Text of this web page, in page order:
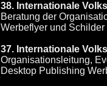
38. Internationale
Beratung der
Werbeflyer und Schilder
37. Internationale
Organisationsleitung,
Desktop Publishing